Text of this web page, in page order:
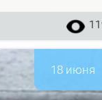
18 июня